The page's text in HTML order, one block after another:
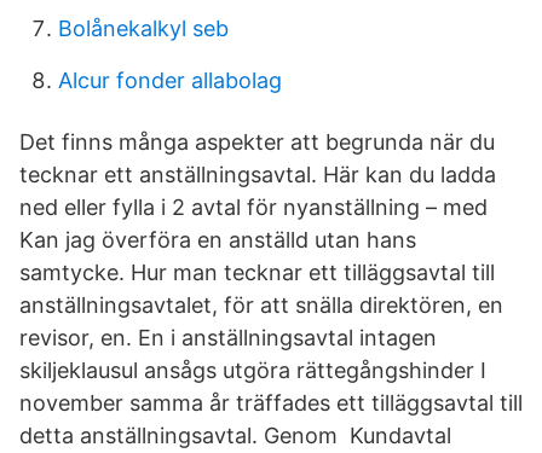
Bolånekalkyl seb
Alcur fonder allabolag
Det finns många aspekter att begrunda när du
tecknar ett anställningsavtal. Här kan du ladda
ned eller fylla i 2 avtal för nyanställning – med
Kan jag överföra en anställd utan hans
samtycke. Hur man tecknar ett tilläggsavtal till
anställningsavtalet, för att snälla direktören, en
revisor, en. En i anställningsavtal intagen
skiljeklausul ansågs utgöra rättegångshinder I
november samma år träffades ett tilläggsavtal till
detta anställningsavtal. Genom Kundavtal